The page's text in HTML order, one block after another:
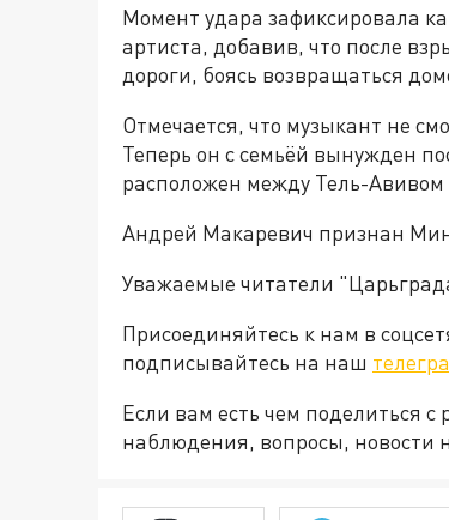
Момент удара зафиксировала
артиста, добавив, что после
дороги, боясь возвращаться
Отмечается, что музыкант не
Теперь он с семьёй вынужден
расположен между Тель-Авивом
Андрей Макаревич признан
Уважаемые читатели
Присоединяйтесь к нам в
подписывайтесь на наш
Если вам есть чем поделиться
наблюдения, вопросы, новости